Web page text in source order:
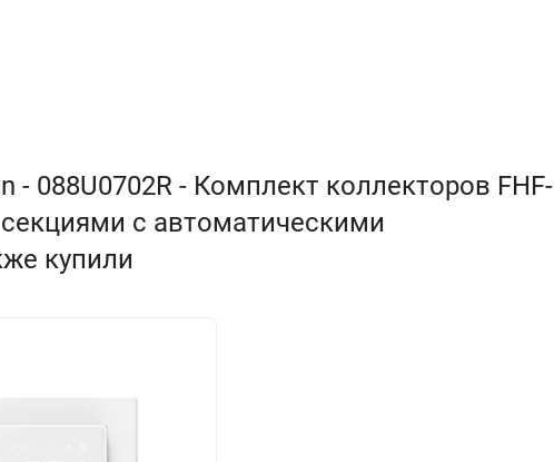
- 088U0702R - Комплект коллекторов FHF-
с автоматическими
купили